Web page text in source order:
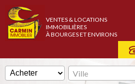
VENTES & LOCATIONS
IMMOBILIÈRES
À BOURGES ET ENVIRONS
Ville